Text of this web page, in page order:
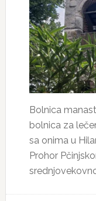
Bolnica
bolnica za
sa onima u
Prohor